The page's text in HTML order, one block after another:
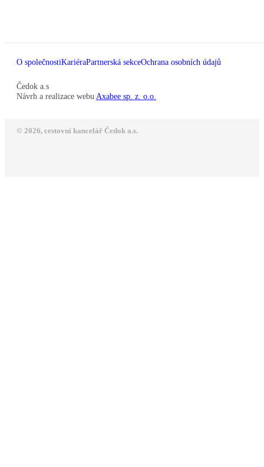
O společnostiKariéraPartnerská sekceOchrana osobních údajů
Čedok a.s
Návrh a realizace webu Axabee sp. z. o.o.
© 2026, cestovní kancelář Čedok a.s.